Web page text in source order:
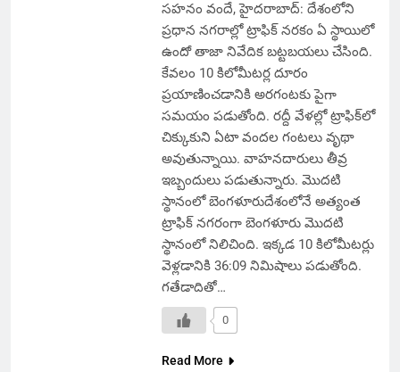
సహనం వందే, హైదరాబాద్: దేశంలోని
ప్రధాన నగరాల్లో ట్రాఫిక్ నరకం ఏ స్థాయిలో
ఉందో తాజా నివేదిక బట్టబయలు చేసింది.
కేవలం 10 కిలోమీటర్ల దూరం
ప్రయాణించడానికి అరగంటకు పైగా
సమయం పడుతోంది. రద్దీ వేళల్లో ట్రాఫిక్‌లో
చిక్కుకుని ఏటా వందల గంటలు వృథా
అవుతున్నాయి. వాహనదారులు తీవ్ర
ఇబ్బందులు పడుతున్నారు. మొదటి
స్థానంలో బెంగళూరుదేశంలోనే అత్యంత
ట్రాఫిక్ నగరంగా బెంగళూరు మొదటి
స్థానంలో నిలిచింది. ఇక్కడ 10 కిలోమీటర్లు
వెళ్లడానికి 36:09 నిమిషాలు పడుతోంది.
గతేడాదితో…
0
Read More